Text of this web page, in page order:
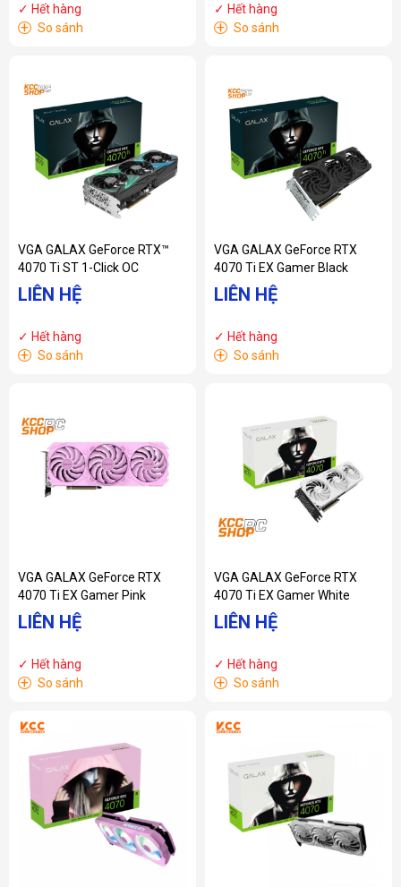
✓ Hết hàng
+ So sánh
✓ Hết hàng
+ So sánh
VGA GALAX GeForce RTX™
4070 Ti ST 1-Click OC
LIÊN HỆ
✓ Hết hàng
+ So sánh
VGA GALAX GeForce RTX
4070 Ti EX Gamer Black
LIÊN HỆ
✓ Hết hàng
+ So sánh
VGA GALAX GeForce RTX
4070 Ti EX Gamer Pink
LIÊN HỆ
✓ Hết hàng
+ So sánh
VGA GALAX GeForce RTX
4070 Ti EX Gamer White
LIÊN HỆ
✓ Hết hàng
+ So sánh